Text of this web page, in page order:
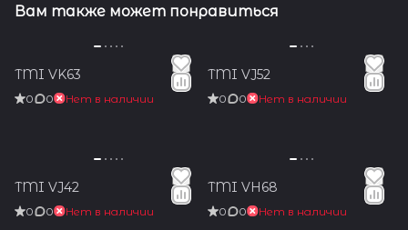
Вам также может понравиться
TMI VK63
0 0 Нет в наличии
TMI VJ52
0 0 Нет в наличии
TMI VJ42
0 0 Нет в наличии
TMI VH68
0 0 Нет в наличии